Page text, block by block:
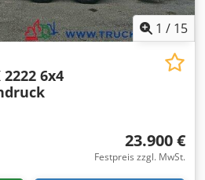
1 / 15
2222 6x4
23.900 €
Festpreis zzgl. MwSt.